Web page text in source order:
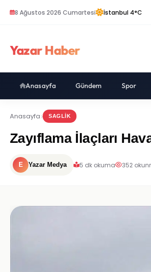
8 Ağustos 2026 Cumartesi İstanbul 4°C
Yazar Haber
Anasayfa Gündem Spor
Anasayfa SAGLIK
Zayıflama İlaçları
E Yazar Medya 5 dk okuma 352